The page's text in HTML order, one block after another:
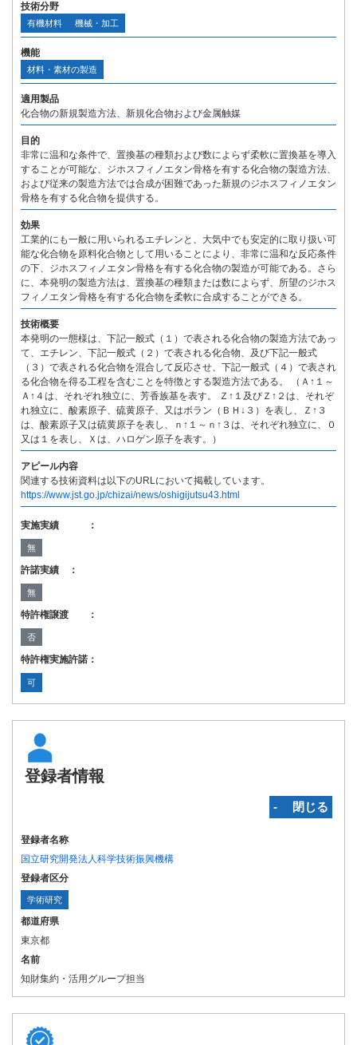
技術分野
有機材料 機械・加工
機能
材料・素材の製造
適用製品
化合物の新規製造方法、新規化合物および金属触媒
目的
非常に温和な条件で、置換基の種類および数によらず柔軟に置換基を導入
することが可能な、ジホスフィノエタン骨格を有する化合物の製造方法、
および従来の製造方法では合成が困難であった新規のジホスフィノエタン
骨格を有する化合物を提供する。
効果
工業的にも一般に用いられるエチレンと、大気中でも安定的に取り扱い可
能な化合物を原料化合物として用いることにより、非常に温和な反応条件
の下、ジホスフィノエタン骨格を有する化合物の製造が可能である。さら
に、本発明の製造方法は、置換基の種類または数によらず、所望のジホス
フィノエタン骨格を有する化合物を柔軟に合成することができる。
技術概要
本発明の一態様は、下記一般式（１）で表される化合物の製造方法であっ
て、エチレン、下記一般式（２）で表される化合物、及び下記一般式
（３）で表される化合物を混合して反応させ、下記一般式（４）で表され
る化合物を得る工程を含むことを特徴とする製造方法である。 （Ａ↑１～
Ａ↑４は、それぞれ独立に、芳香族基を表す。 Ｚ↑１及びＺ↑２は、それぞ
れ独立に、酸素原子、硫黄原子、又はボラン（ＢＨ↓３）を表し、Ｚ↑３
は、酸素原子又は硫黄原子を表し、ｎ↑１～ｎ↑３は、それぞれ独立に、０
又は１を表し、Ｘは、ハロゲン原子を表す。）
アピール内容
関連する技術資料は以下のURLにおいて掲載しています。
https://www.jst.go.jp/chizai/news/oshigijutsu43.html
実施実績 ：
無
許諾実績 ：
無
特許権譲渡 ：
否
特許権実施許諾：
可
登録者情報
‐ 閉じる
登録者名称
国立研究開発法人科学技術振興機構
登録者区分
学術研究
都道府県
東京都
名前
知財集約・活用グループ担当